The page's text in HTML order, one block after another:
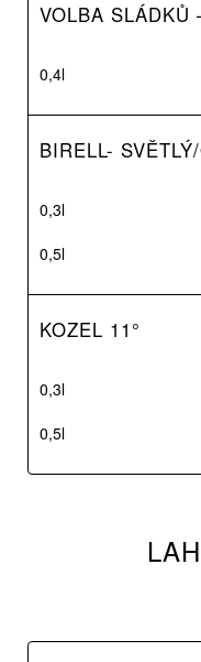
VOLBA SLÁDKŮ
0,4l
BIRELL-
0,3l
0,5l
KOZEL 11°
0,3l
0,5l